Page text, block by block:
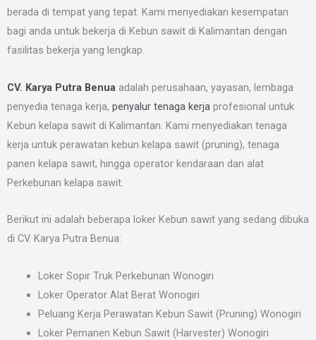
berada di tempat yang tepat. Kami menyediakan kesempatan
bagi anda untuk bekerja di Kebun sawit di Kalimantan dengan
fasilitas bekerja yang lengkap.
CV. Karya Putra Benua adalah perusahaan, yayasan, lembaga
penyedia tenaga kerja, penyalur tenaga kerja profesional untuk
Kebun kelapa sawit di Kalimantan. Kami menyediakan tenaga
kerja untuk perawatan kebun kelapa sawit (pruning), tenaga
panen kelapa sawit, hingga operator kendaraan dan alat
Perkebunan kelapa sawit.
Berikut ini adalah beberapa loker Kebun sawit yang sedang dibuka
di CV. Karya Putra Benua:
Loker Sopir Truk Perkebunan Wonogiri
Loker Operator Alat Berat Wonogiri
Peluang Kerja Perawatan Kebun Sawit (Pruning) Wonogiri
Loker Pemanen Kebun Sawit (Harvester) Wonogiri